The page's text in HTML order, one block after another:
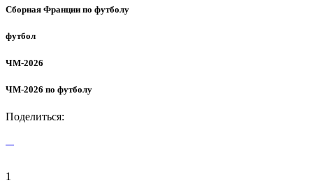
Сборная Франции по футболу
футбол
ЧМ-2026
ЧМ-2026 по футболу
Поделиться:
1